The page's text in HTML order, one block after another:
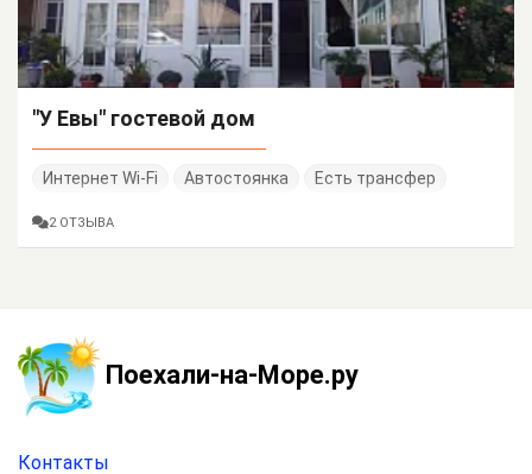
"У Евы" гостевой дом
Интернет Wi-Fi Автостоянка Есть трансфер
2 ОТЗЫВА
Поехали-на-Море.ру
Контакты